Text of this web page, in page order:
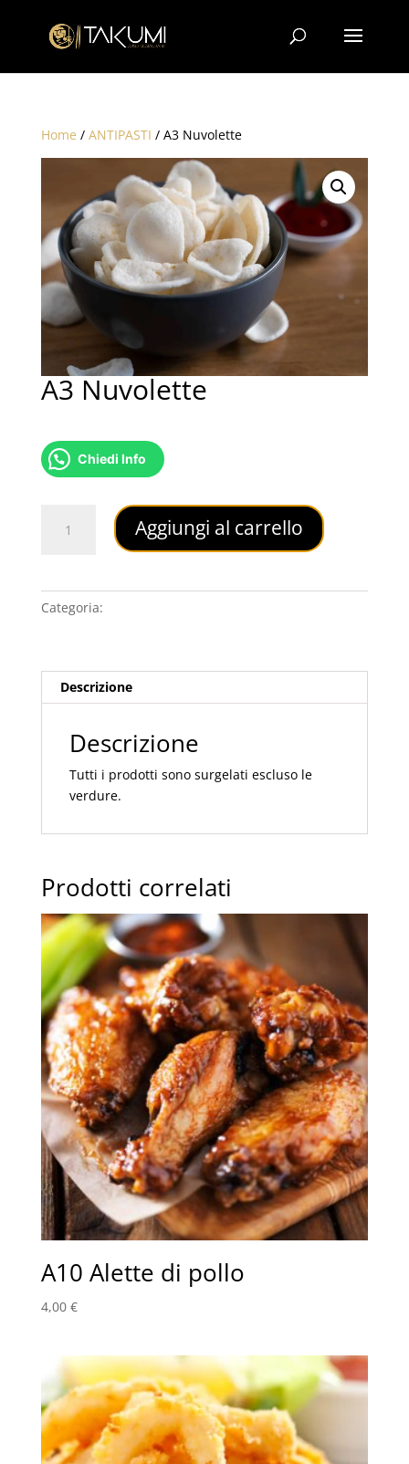
Home / ANTIPASTI / A3 Nuvolette
A3 Nuvolette
Chiedi Info
Nuvolette
Aggiungi al carrello
Categoria:
Descrizione
Descrizione
Tutti i prodotti sono surgelati escluso le
verdure.
Prodotti correlati
A10 Alette di pollo
4,00 €